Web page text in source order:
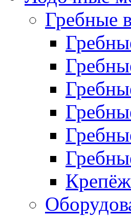
Гребные